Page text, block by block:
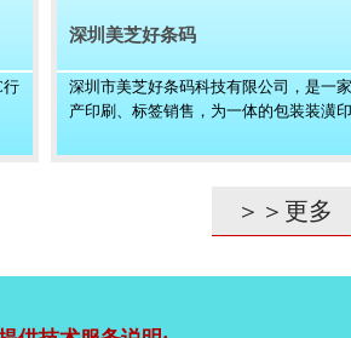
行
深圳美芝好条码
深圳市美芝好条码科技有限公司，是一
产印刷、标签销售，为一体的包装装潢
＞＞更多